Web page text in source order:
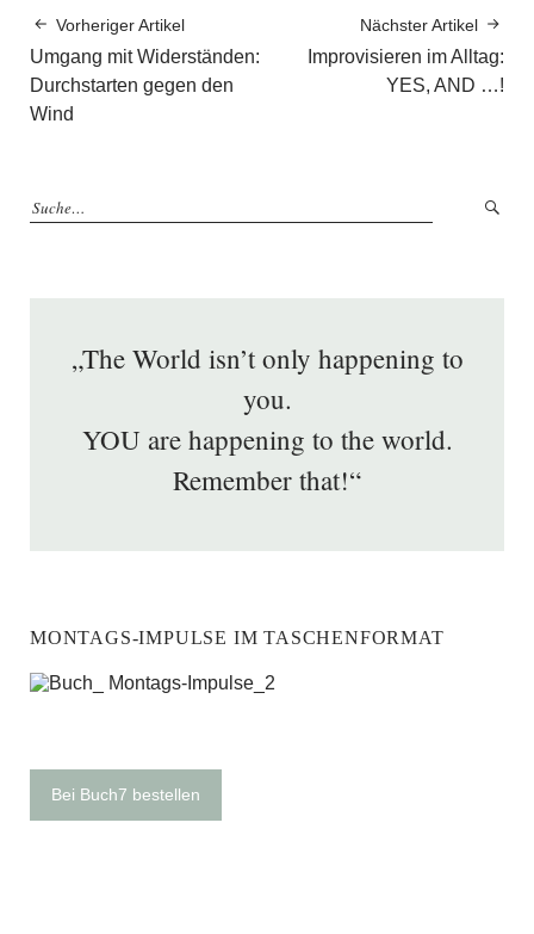
Vorheriger Artikel
Umgang mit Widerständen:
Durchstarten gegen den
Wind
Nächster Artikel
Improvisieren im Alltag:
YES, AND …!
„The World isn’t only happening to
you.
YOU are happening to the world.
Remember that!“
MONTAGS-IMPULSE IM TASCHENFORMAT
Bei Buch7 bestellen